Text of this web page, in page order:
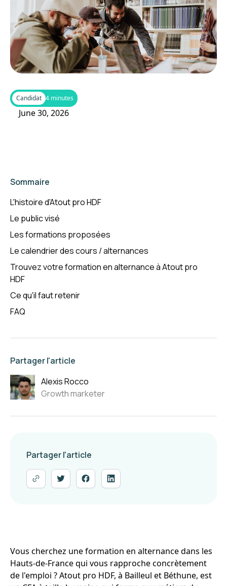
Candidat 4 minutes
June 30, 2026
Sommaire
L'histoire d'Atout pro HDF
Le public visé
Les formations proposées
Le calendrier des cours / alternances
Trouvez votre formation en alternance à Atout pro
HDF
Ce qu'il faut retenir
FAQ
Partager l'article
Alexis Rocco
Growth marketer
Partager l'article
Vous cherchez une formation en alternance dans les
Hauts-de-France qui vous rapproche concrètement
de l'emploi ? Atout pro HDF, à Bailleul et Béthune, est